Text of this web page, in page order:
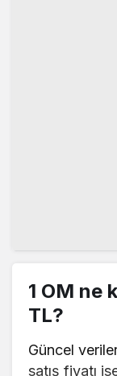
1 OM ne
TL?
Güncel
satış fiyatı